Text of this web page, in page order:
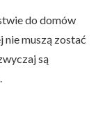
do domów
muszą zostać
są